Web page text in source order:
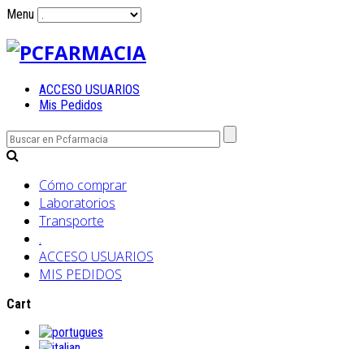
Menu
ACCESO USUARIOS
Mis Pedidos
Cómo comprar
Laboratorios
Transporte
.
ACCESO USUARIOS
MIS PEDIDOS
Cart